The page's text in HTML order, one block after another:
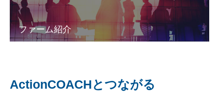
ファーム紹介
ActionCOACHとつながる